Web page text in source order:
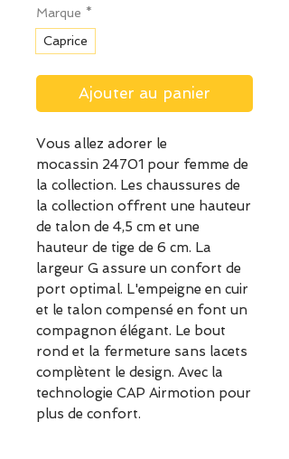
Marque *
Caprice
Ajouter au panier
Vous allez adorer le
mocassin 24701 pour femme de
la collection. Les chaussures de
la collection offrent une hauteur
de talon de 4,5 cm et une
hauteur de tige de 6 cm. La
largeur G assure un confort de
port optimal. L'empeigne en cuir
et le talon compensé en font un
compagnon élégant. Le bout
rond et la fermeture sans lacets
complètent le design. Avec la
technologie CAP Airmotion pour
plus de confort.